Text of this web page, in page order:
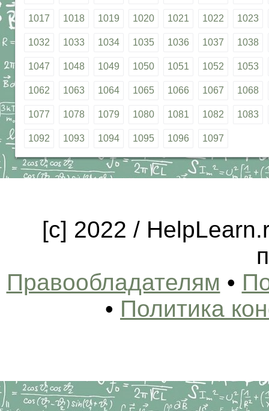
1017 1018 1019 1020 1021 1022 1023
1032 1033 1034 1035 1036 1037 1038
1047 1048 1049 1050 1051 1052 1053
1062 1063 1064 1065 1066 1067 1068
1077 1078 1079 1080 1081 1082 1083
1092 1093 1094 1095 1096 1097
[c] 2022 /
Правообладателям •
• Политика